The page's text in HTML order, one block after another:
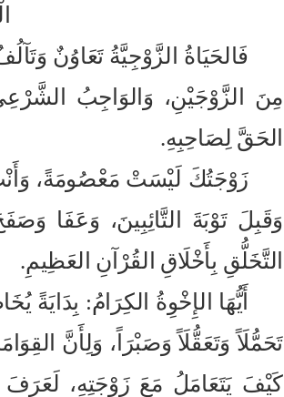
فَالحَيَاةُ الزَّوْجِيَّةُ تَعَاوُنٌ
مِنَ الزَّوْجَيْنِ، وَالوَاجِبُ
الحَقَّ لِصَاحِبِهِ.
زَوْجَتُكَ لَيْسَتْ مَعْصُومَةً،
وَقَبِلَ تَوْبَةَ التَّائِبِينَ، وَعَفَا
التَّخَلُّقِ بِأَخْلَاقِ القُرْآنِ العَظِيمِ.
أَيُّهَا الإِخْوِةُ الكِرَامُ: بِدَايَةً
تَحَمُّلَاً وَتَعَقُّلَاً وَصَبْرَاً، وَلِأَنَّ
كَيْفَ يَتَعَامَلُ مَعَ زَوْجَتِهِ،